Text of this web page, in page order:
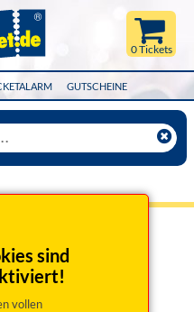
GUTSCHEINE
0 Tickets
sind
vollen
»